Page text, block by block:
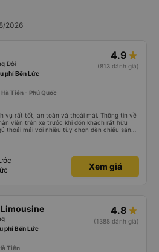
2026
Đôi
4.9
(813 đánh giá)
phí Bến Lức
Tiên - Phú Quốc
vụ rất tốt, an toàn và thoải mái. Thông tin về
viên trên xe trước khi đón khách rất hữu
thoải mái với nhiều tùy chọn đèn chiếu sáng
tiện. Nhân viên rất lịch sự và xe đến
Xem giá
4.8
(1388 đánh giá)
phí Bến Lức
Tiên